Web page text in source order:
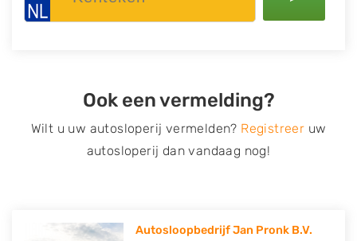
Ook een vermelding?
Wilt u uw autosloperij vermelden? Registreer uw
autosloperij dan vandaag nog!
Autosloopbedrijf Jan Pronk B.V.